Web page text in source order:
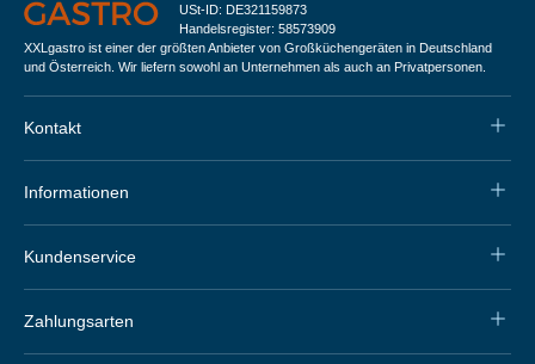
USt-ID: DE321159873
Handelsregister: 58573909
XXLgastro ist einer der größten Anbieter von Großküchengeräten in Deutschland
und Österreich. Wir liefern sowohl an Unternehmen als auch an Privatpersonen.
Kontakt
Informationen
Kundenservice
Zahlungsarten